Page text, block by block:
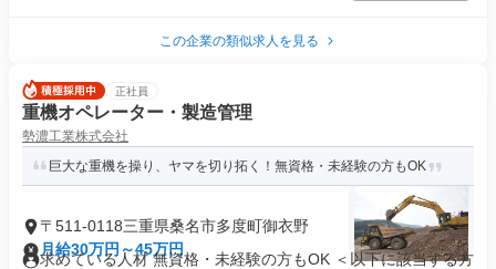
この企業の類似求人を見る
正社員
重機オペレーター・製造管理
勢濃工業株式会社
巨大な重機を操り、ヤマを切り拓く！無資格・未経験の方もOK
〒511-0118三重県桑名市多度町御衣野
月給30万円～45万円
求めている人材 無資格・未経験の方もOK ＜以下に該当する方